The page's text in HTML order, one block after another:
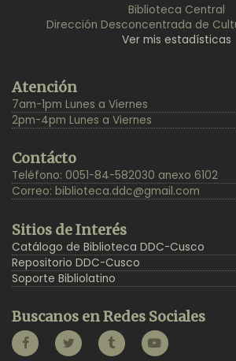
Biblioteca Central
Dirección Desconcentrada de
Ver mis estadísticas
Top
Atención
7am-1pm Lunes a Viernes
2pm-4pm Lunes a Viernes
Contácto
Teléfono: 0051-84-582030 anexo 6102
Correo: biblioteca.ddc@gmail.com
Sitios de Interés
Catálogo de Biblioteca DDC-Cusco
Repositorio DDC-Cusco
Soporte Bibliolatino
Buscanos en Redes Sociales